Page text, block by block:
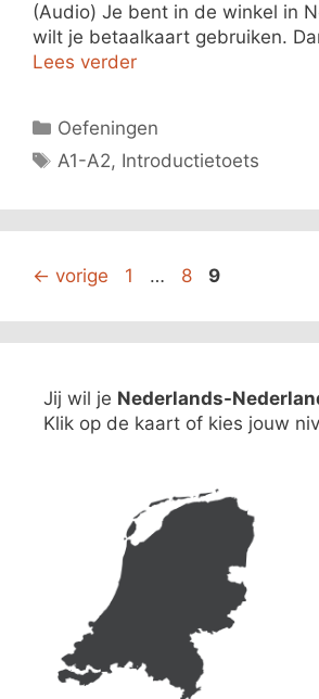
(Audio) Je bent in de winkel in
wilt je betaalkaart gebruiken.
Lees verder
Categorieën
Oefeningen
Tags
A1-A2, Introductietoets
← vorige Pagina
1 … Pagina
8 Pagina
9
Jij wil je Nederlands-
Klik op de kaart of kies jouw